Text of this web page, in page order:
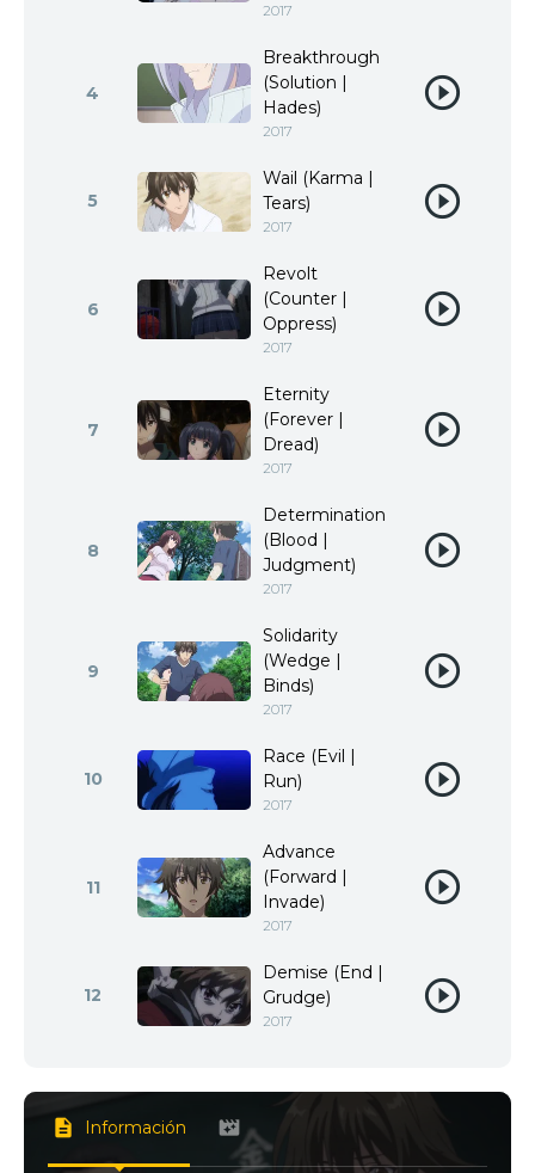
2017
4
Breakthrough
(Solution |
Hades)
2017
5
Wail (Karma |
Tears)
2017
6
Revolt
(Counter |
Oppress)
2017
7
Eternity
(Forever |
Dread)
2017
8
Determination
(Blood |
Judgment)
2017
9
Solidarity
(Wedge |
Binds)
2017
10
Race (Evil |
Run)
2017
11
Advance
(Forward |
Invade)
2017
12
Demise (End |
Grudge)
2017
Información